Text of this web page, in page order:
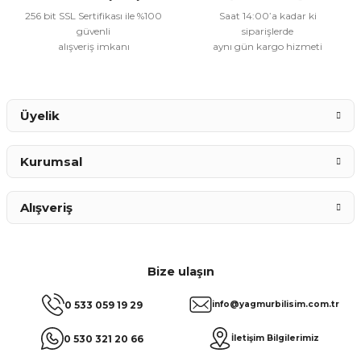
256 bit SSL Sertifikası ile %100
güvenli
alışveriş imkanı
Saat 14:00’a kadar ki
siparişlerde
aynı gün kargo hizmeti
Bize ulaşın
0 533 059 19 29
0 530 321 20 66
info@yagmurbilisim.com.tr
İletişim Bilgilerimiz
Üyelik
Kurumsal
Alışveriş